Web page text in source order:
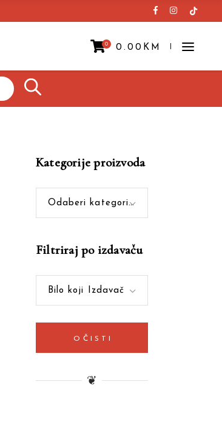
0 0.00 KM
Prazna korpa.
Kategorije proizvoda
Odaberi kategoriju
Filtriraj po izdavaču
Bilo koji Izdavač
OČISTI
❦